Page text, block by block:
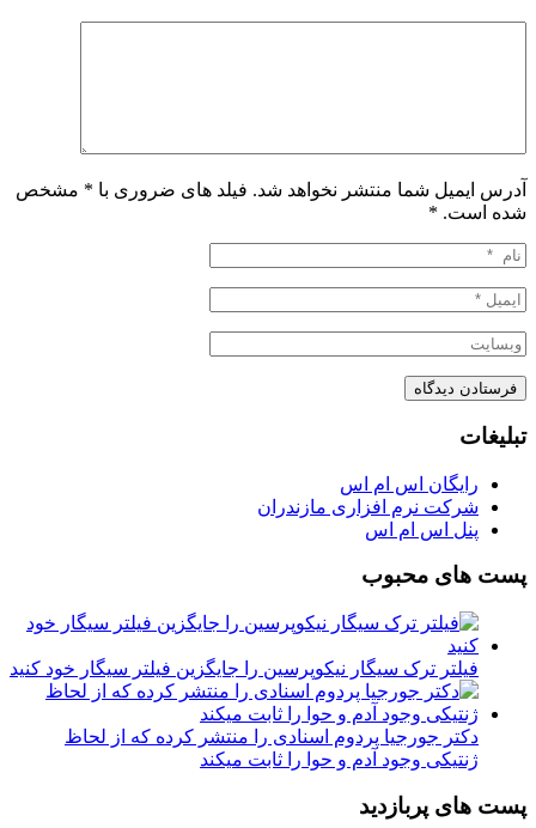
آدرس ایمیل شما منتشر نخواهد شد. فیلد های ضروری با * مشخص
شده است. *
تبلیغات
رایگان اس ام اس
شرکت نرم افزاری مازندران
پنل اس ام اس
پست های محبوب
فیلتر ترک سیگار نیکوپرسین را جایگزین فیلتر سیگار خود کنید
دکتر جورجیا پردوم اسنادی را منتشر کرده که از لحاظ
ژنتیکی وجود آدم و حوا را ثابت میکند
پست های پربازدید